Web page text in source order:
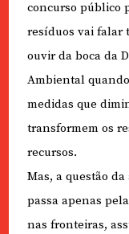
concurso público
resíduos vai falar
ouvir da boca da
Ambiental
medidas que
transformem os
recursos.
Mas, a questão
passa apenas
nas fronteiras,